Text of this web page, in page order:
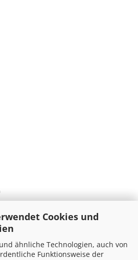
Cookies und
ähnliche Technologien, auch von
Funktionsweise der
MIT